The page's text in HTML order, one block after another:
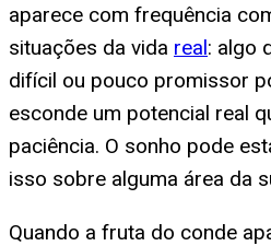
aparece com frequência
situações da vida real: algo
difícil ou pouco promissor
esconde um potencial real
paciência. O sonho pode
isso sobre alguma área da
Quando a fruta do conde